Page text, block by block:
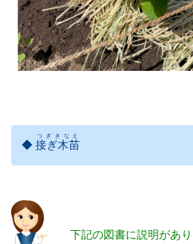
◆ 接ぎ木苗
つぎきなえ
下記の図書に説明があり